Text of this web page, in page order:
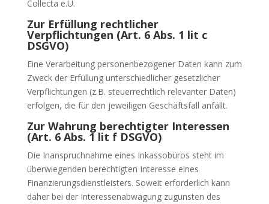
Collecta e.U.
Zur Erfüllung rechtlicher
Verpflichtungen (Art. 6 Abs. 1 lit c
DSGVO)
Eine Verarbeitung personenbezogener Daten kann zum
Zweck der Erfüllung unterschiedlicher gesetzlicher
Verpflichtungen (z.B. steuerrechtlich relevanter Daten)
erfolgen, die für den jeweiligen Geschäftsfall anfällt.
Zur Wahrung berechtigter Interessen
(Art. 6 Abs. 1 lit f DSGVO)
Die Inanspruchnahme eines Inkassobüros steht im
überwiegenden berechtigten Interesse eines
Finanzierungsdienstleisters. Soweit erforderlich kann
daher bei der Interessenabwägung zugunsten des